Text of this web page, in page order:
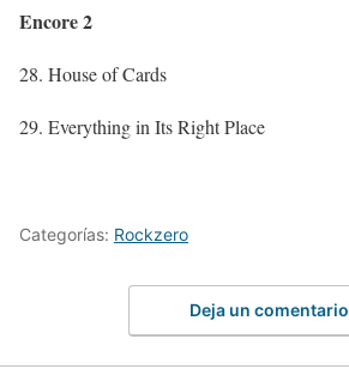
Encore 2
28. House of Cards
29. Everything in Its Right Place
Categorías: Rockzero
Deja un comentario